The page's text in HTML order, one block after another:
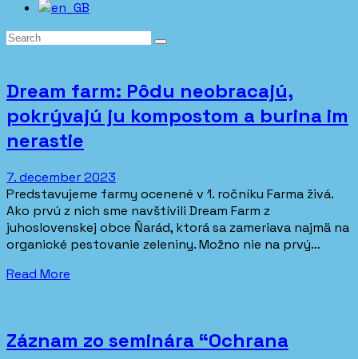
Dream farm: Pôdu neobracajú,
pokrývajú ju kompostom a burina im
nerastie
7. december 2023
Predstavujeme farmy ocenené v 1. ročníku Farma živá.
Ako prvú z nich sme navštívili Dream Farm z
juhoslovenskej obce Ňarád, ktorá sa zameriava najmä na
organické pestovanie zeleniny. Možno nie na prvý…
Read More
Záznam zo seminára “Ochrana